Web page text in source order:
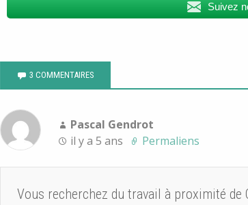
Suivez
3 COMMENTAIRES
Pascal Gendrot
il y a 5 ans
Permaliens
Vous recherchez du travail à proximité de